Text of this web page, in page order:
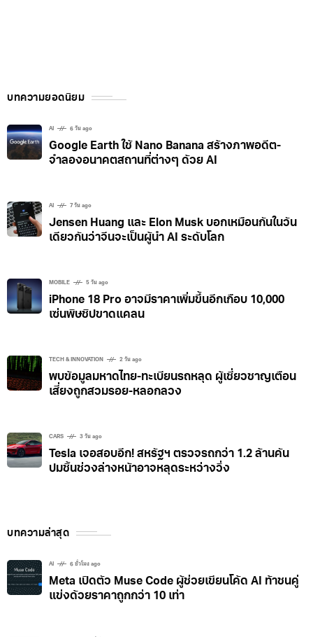
บทความยอดนิยม
AI 6 วัน ago
Google Earth ใช้ Nano Banana สร้างภาพอดีต-
จำลองอนาคตสถานที่ต่างๆ ด้วย AI
AI 7 วัน ago
Jensen Huang และ Elon Musk บอกเหมือนกันในวัน
เดียวกันว่าจีนจะเป็นผู้นำ AI ระดับโลก
MOBILE 5 วัน ago
iPhone 18 Pro อาจมีราคาเพิ่มขึ้นอีกเกือบ 10,000
เซ่นพิษชิปขาดแคลน
TECH & INNOVATION 2 วัน ago
พบข้อมูลมหาดไทย-ทะเบียนรถหลุด ผู้เชี่ยวชาญเตือน
เสี่ยงถูกสวมรอย-หลอกลวง
CARS 3 วัน ago
Tesla เจอสอบอีก! สหรัฐฯ ตรวจรถกว่า 1.2 ล้านคัน
ปมชิ้นช่วงล่างหน้าอาจหลุดระหว่างวิ่ง
บทความล่าสุด
AI 6 ชั่วโมง ago
Meta เปิดตัว Muse Code ผู้ช่วยเขียนโค้ด AI ท้าชนคู่
แข่งด้วยราคาถูกกว่า 10 เท่า